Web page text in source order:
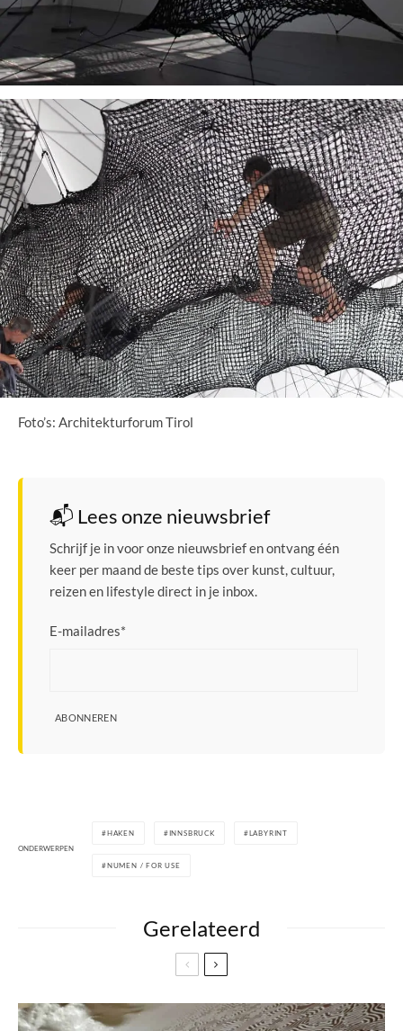
Foto’s: Architekturforum Tirol
📬 Lees onze nieuwsbrief
Schrijf je in voor onze nieuwsbrief en ontvang één
keer per maand de beste tips over kunst, cultuur,
reizen en lifestyle direct in je inbox.
E-mailadres*
ABONNEREN
ONDERWERPEN
HAKEN INNSBRUCK LABYRINT
NUMEN / FOR USE
Gerelateerd